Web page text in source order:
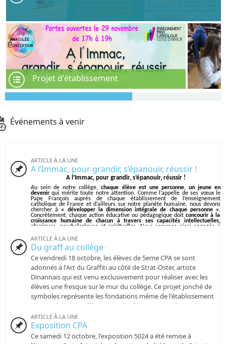
Projet d'établissement
Événements à venir
ARTICLE À LA UNE
A l’Immac, pour grandir, s’épanouir, réussir !
A l’Immac, pour grandir, s’épanouir, réussir !
Au sein de notre collège,chaque élève est une personne, un jeune en
devenir qui mérite toute notre attention. Comme l’appelle de ses vœux le
Pape François auprès de chaque établissement de l’enseignement
catholique de France et d’ailleurs sur notre planète humaine, nous devons
chercher à « développer la dimension intégrale de chaque personne ».
Concrètement, chaque action éducative ou pédagogique doit concourir à la
croissance humaine de chacun à travers ses capacités intellectuelles,
physiques, psychologiques et spirituelles. Nous sommes ainsi engagés à
« l’Homme est à l’image de Dieu », autant que cette image soit la plus belle
possible.
Quelle ambition ! Quelle exigence !
Notre projet d’établissement, à destination de notre communauté éducative
(élèves, parents, associations, enseignants, personnels de l’établissement) a
cette vocation.
A travers 5 axes liés les uns aux autres dans une dynamique vertueuse
l’image des anneaux olympiques, notre projet d’établissement a été bâti en
prenant appui sur un existant plus que centenaire. Les générations de
professionnels qui se sont succédées au sein de notre établissement, que ce
soit sous la tutelle de la Congrégation des Sœurs de la Divine Providence ou
leur étaient confiés de travailler et d’apprendre dans un climat serein,
positif, alliant une pédagogie innovante et toujours la plus adaptée possible
aux d’élèves.
Ces 5 axes, vous les retrouverez déclinés sans aucune hiérarchie au sein de
ce document de présentation :
ARTICLE À LA UNE
Du graff au collège
Ce vendredi 18 octobre, les élèves de 5eme CPA se sont
adonnés à l'Art du Graffiti au côté de Strat-Oster, artiste
Dinannais qui est venu exclusivement pour réaliser avec les
élèves une fresque sur le mur du collège. Ce projet jonché de
symboles représente les fondations même de l'établissement
et ses valeurs. Les élèves ont adoré ce moment de pratique en
pleine air avec les bombes aérosol comme outil et medium. En
parallèle, lorsqu'ils n'étaient pas avec Stratoster, les élèves de
5eme on prolongé le travail en extérieur avec Mme. Legros en
ARTICLE À LA UNE
Exposition CPA
Ce samedi 12 octobre, l'exposition 5024 a été remise à